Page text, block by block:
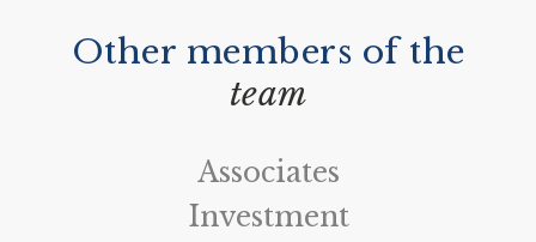
Other members of the
team
Associates
Investment